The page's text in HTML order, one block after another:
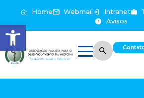
Abrir a barra de ferramentas
Home Webmail Intranet
Avisos